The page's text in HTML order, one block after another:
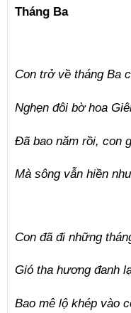
Tháng Ba
Con trở về tháng Ba
Nghẹn đôi bờ hoa
Đã bao năm rồi, con
Mà sông vẫn hiền
Con đã đi những
Gió tha hương đanh
Bao mê lộ khép vào